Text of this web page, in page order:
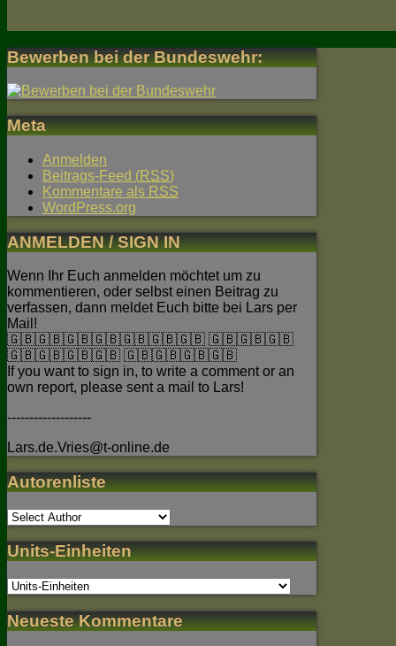
Bewerben bei der Bundeswehr:
Meta
Anmelden
Beitrags-Feed (RSS)
Kommentare als RSS
WordPress.org
ANMELDEN / SIGN IN
Wenn Ihr Euch anmelden möchtet um zu
kommentieren, oder selbst einen Beitrag zu
verfassen, dann meldet Euch bitte bei Lars per
Mail!
🇬🇧🇬🇧🇬🇧🇬🇧🇬🇧🇬🇧🇬🇧 🇬🇧🇬🇧🇬🇧
🇬🇧🇬🇧🇬🇧🇬🇧 🇬🇧🇬🇧🇬🇧🇬🇧
If you want to sign in, to write a comment or an
own report, please sent a mail to Lars!
-------------------
Lars.de.Vries@t-online.de
Autorenliste
Units-Einheiten
Neueste Kommentare